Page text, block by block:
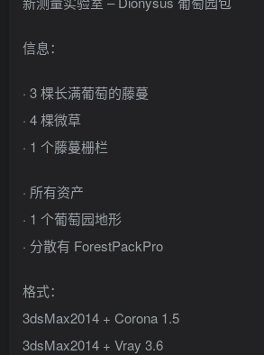
信息：
· 3 棵长满葡萄的藤蔓
· 4 棵微草
· 1 个藤蔓栅栏
· 所有资产
· 1 个葡萄园地形
· 分散有 ForestPackPro
格式：
3dsMax2014 + Corona 1.5
3dsMax2014 + Vray 3.6